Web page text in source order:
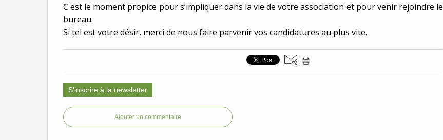
C'est le moment propice pour s’impliquer dans la vie de votre association et pour venir rejoindre le
bureau.
Si tel est votre désir, merci de nous faire parvenir vos candidatures au plus vite.
S'inscrire à la newsletter
Ajouter un commentaire